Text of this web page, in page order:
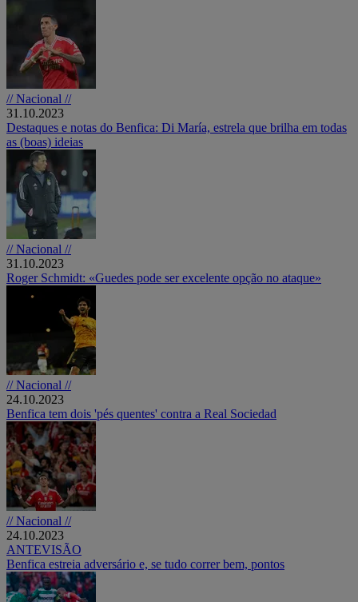
// Nacional //
31.10.2023
Destaques e notas do Benfica: Di María, estrela que brilha em todas
as (boas) ideias
// Nacional //
31.10.2023
Roger Schmidt: «Guedes pode ser excelente opção no ataque»
// Nacional //
24.10.2023
Benfica tem dois 'pés quentes' contra a Real Sociedad
// Nacional //
24.10.2023
ANTEVISÃO
Benfica estreia adversário e, se tudo correr bem, pontos